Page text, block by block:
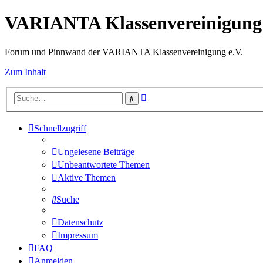
VARIANTA Klassenvereinigung
Forum und Pinnwand der VARIANTA Klassenvereinigung e.V.
Zum Inhalt
Suche
Schnellzugriff
Ungelesene Beiträge
Unbeantwortete Themen
Aktive Themen
Suche
Datenschutz
Impressum
FAQ